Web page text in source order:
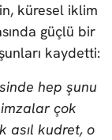
küresel iklim
güçlü bir
kaydetti:
hep şunu
çok
asıl kudret, o